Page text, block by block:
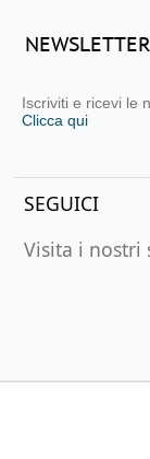
NEWSLETTER
Iscriviti e ricevi le
Clicca qui
SEGUICI
Visita i nostri